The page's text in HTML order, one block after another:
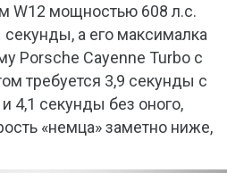
W12 мощностью 608 л.с.
секунды, а его максималка
Porsche Cayenne Turbo с
требуется 3,9 секунды с
4,1 секунды без оного,
«немца» заметно ниже,